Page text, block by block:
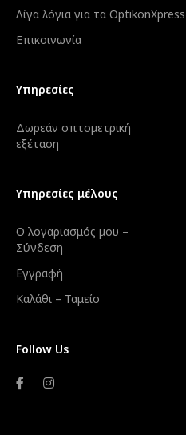
Λίγα λόγια για τα OptikonXpress
Επικοινωνία
Υπηρεσίες
Δωρεάν οπτομετρική
εξέταση
Υπηρεσίες μέλους
Ο λογαριασμός μου –
Σύνδεση
Εγγραφή
Καλάθι – Ταμείο
Follow Us